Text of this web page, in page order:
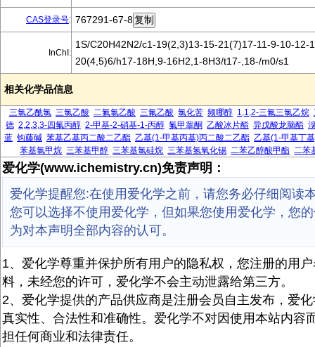
CAS登录号: 767291-67-8
InChI:
1S/C20H42N2/c1-19(2,3)13-15-21(7)17-11-9-10-12-
20(4,5)6/h17-18H,9-16H2,1-8H3/t17-,18-/m0/s1
相关化学品信息
三氯乙酰氯 三氯乙酸 二氟氯乙酸 三氟乙酸 氯化苦 频哪醇 1,1,2-三氟三氯乙烷
德 2,2,3,3-四氟丙醇 2-甲基-2-硝基-1-丙醇 氟甲睾酮 乙酸冰片酯 异戊酸龙脑酯
蓝 钩藤碱 苯基乙基丙二酸二乙酯 乙基(1-甲基丙基)丙二酸二乙酯 乙基(1-甲基丁
苯基氯甲烷 三苯基甲醇 三苯基氯硅烷 三苯基氢氧化锡 二苯乙醇酸甲酯 二苯
爱化学(www.ichemistry.cn)免责声明：
爱化学提醒您:在使用爱化学之前，请您务必仔细阅读
您可以选择不使用爱化学，但如果您使用爱化学，您
为对本声明全部内容的认可。
1、爱化学尊重并保护所有用户的隐私权，您注册的用
料，未经您的许可，爱化学不会主动泄露给第三方。
2、爱化学提供的产品供应商是注册会员自主发布，爱
真实性、合法性和准确性。爱化学不对因使用本站内容
担任何商业和法律责任。